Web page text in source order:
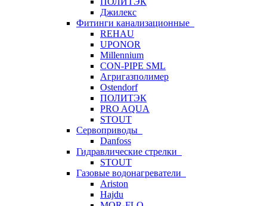
Джилекс
Фитинги канализационные
REHAU
UPONOR
Millennium
CON-PIPE SML
Агригазполимер
Ostendorf
ПОЛИТЭК
PRO AQUA
STOUT
Сервоприводы
Danfoss
Гидравлические стрелки
STOUT
Газовые водонагреватели
Ariston
Hajdu